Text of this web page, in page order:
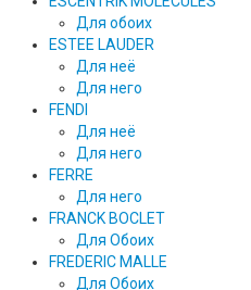
Для обоих
ESTEE LAUDER
Для неё
Для него
FENDI
Для неё
Для него
FERRE
Для него
FRANCK BOCLET
Для Обоих
FREDERIC MALLE
Для Обоих